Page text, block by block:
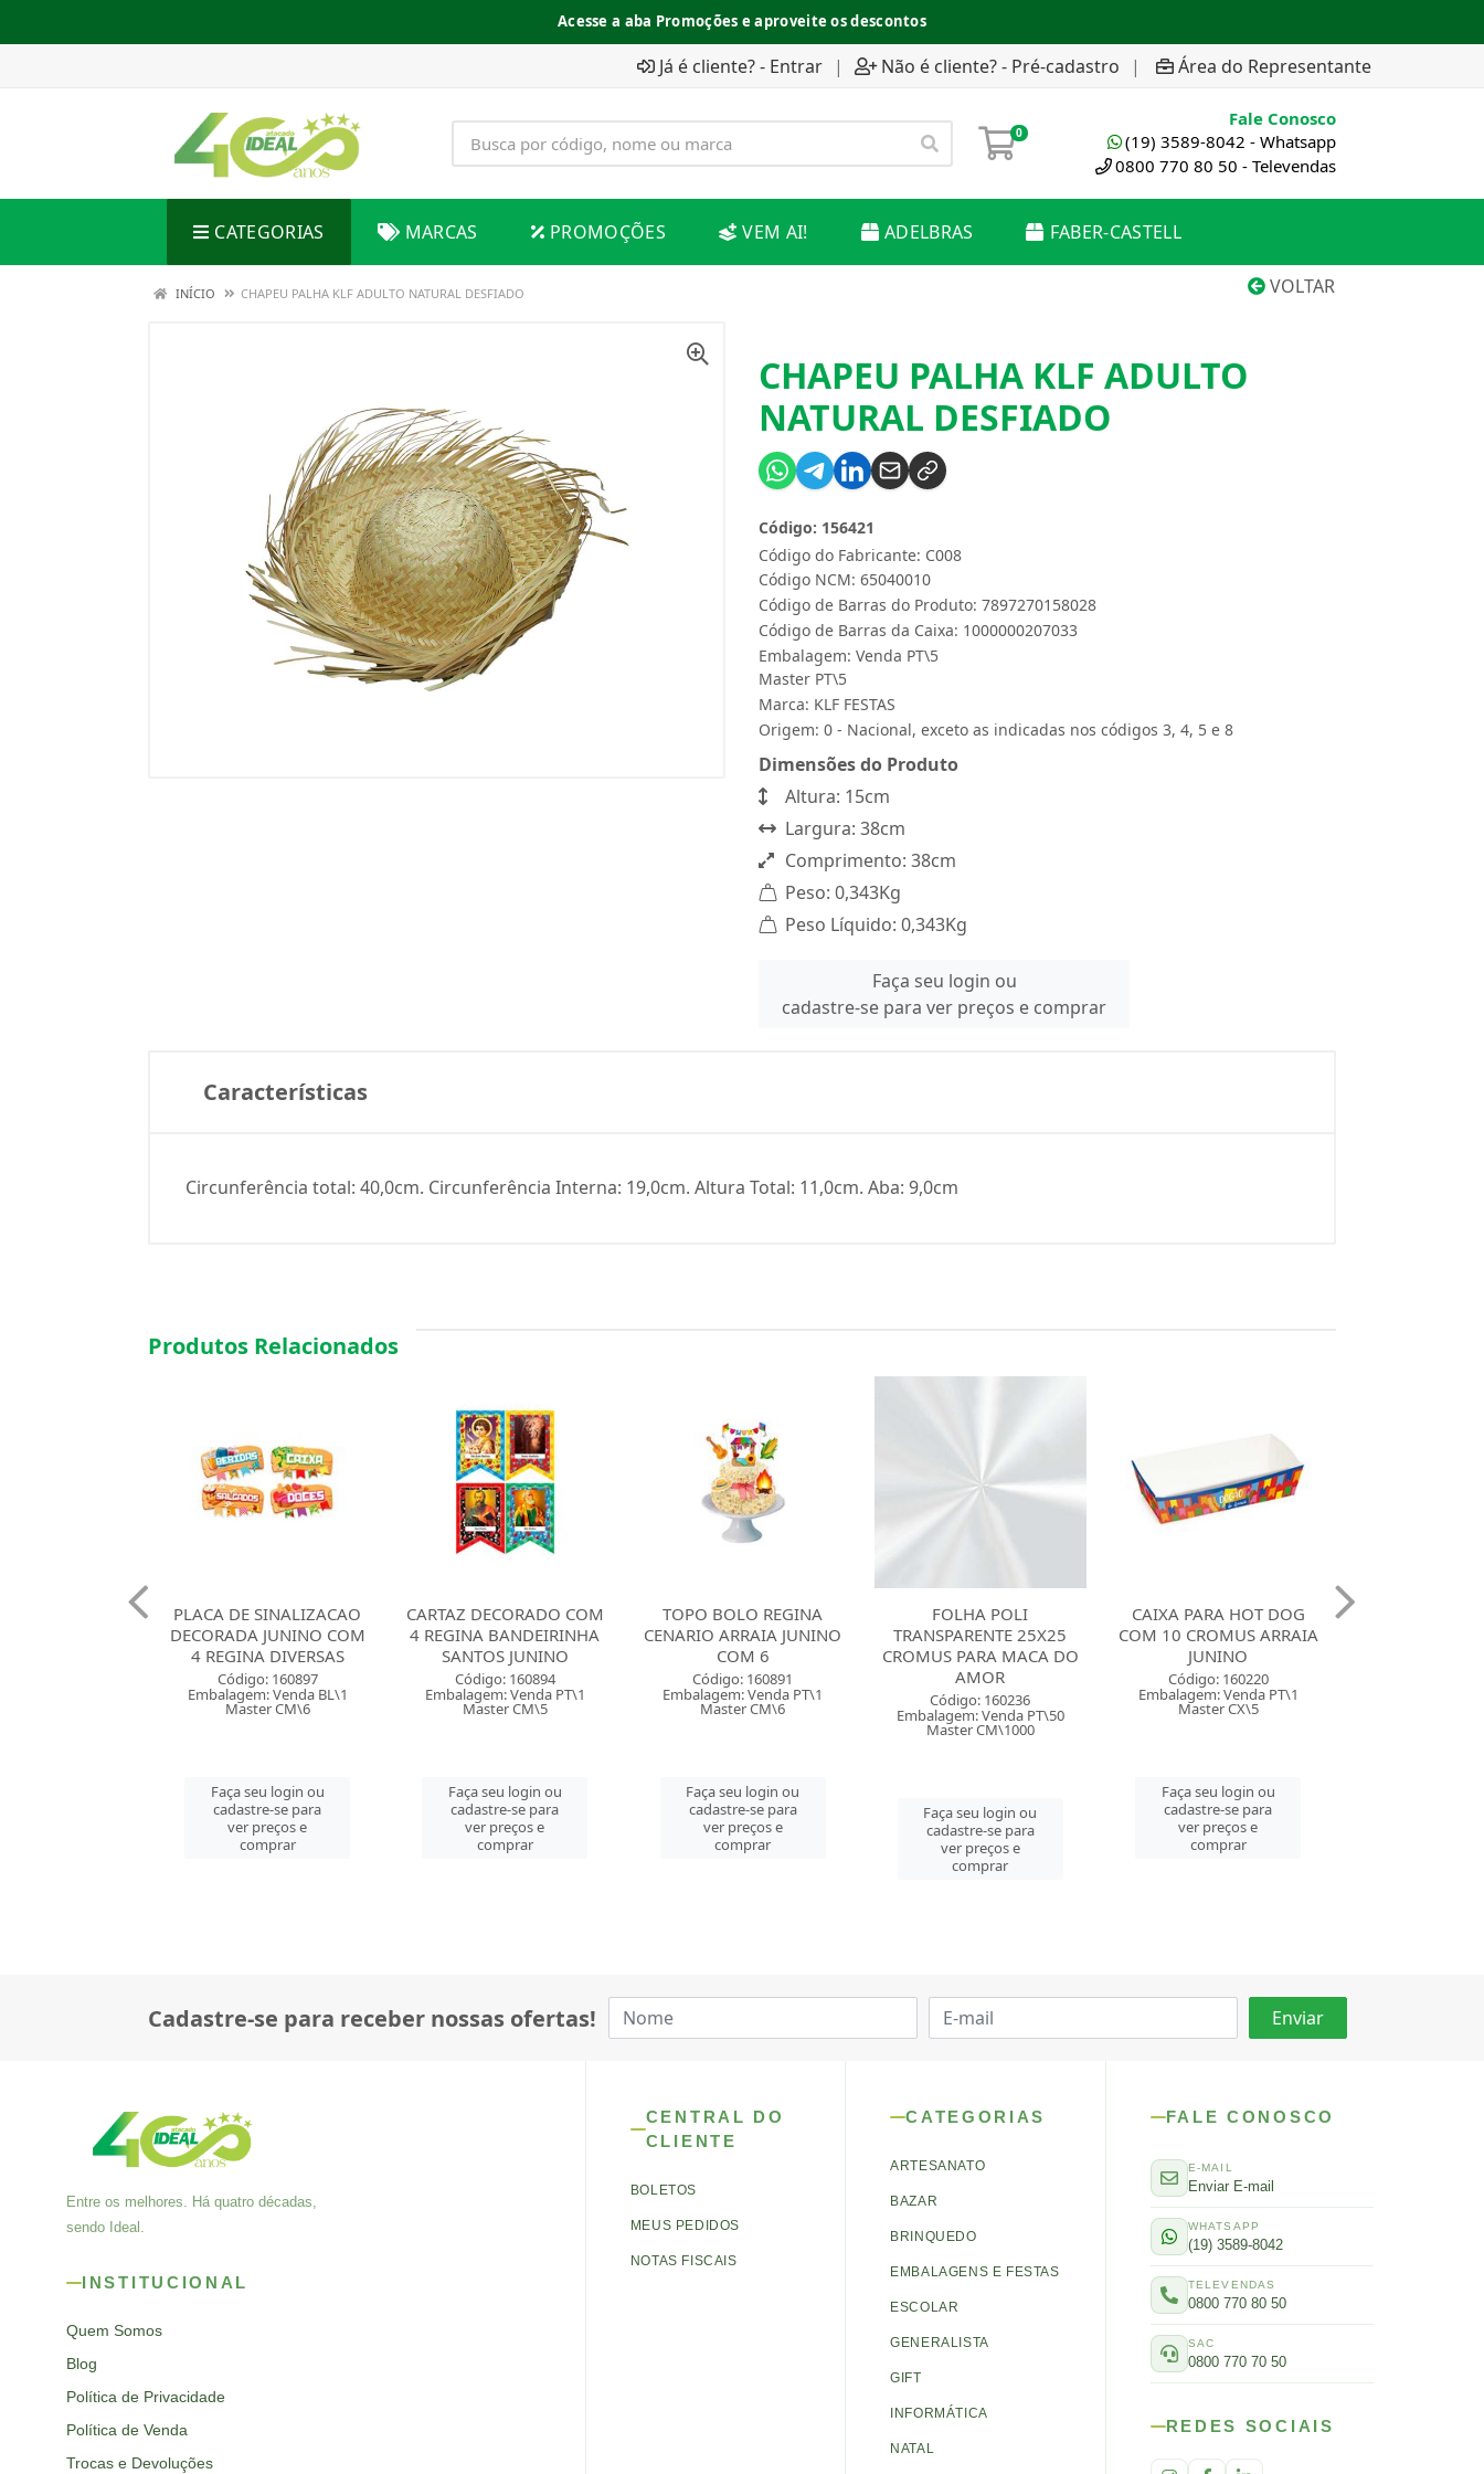
Acesse a aba Promoções e aproveite os descontos
Já é cliente? - Entrar | Não é cliente? - Pré-cadastro | Área do Representante
0
Fale Conosco
(19) 3589-8042 - Whatsapp
0800 770 80 50 - Televendas
CATEGORIAS MARCAS PROMOÇÕES VEM AI! ADELBRAS FABER-CASTELL
VOLTAR
INÍCIO CHAPEU PALHA KLF ADULTO NATURAL DESFIADO
CHAPEU PALHA KLF ADULTO
NATURAL DESFIADO
Código do Fabricante: C008
Código: 156421
Código NCM: 65040010
Código de Barras do Produto: 7897270158028
Código de Barras da Caixa: 1000000207033
Embalagem: Venda PT\5
Master PT\5
Marca: KLF FESTAS
Origem: 0 - Nacional, exceto as indicadas nos códigos 3, 4, 5 e 8
Dimensões do Produto
Altura: 15cm
Largura: 38cm
Comprimento: 38cm
Peso: 0,343Kg
Peso Líquido: 0,343Kg
Faça seu login ou
cadastre-se para ver preços e comprar
Características
Circunferência total: 40,0cm. Circunferência Interna: 19,0cm. Altura Total: 11,0cm. Aba: 9,0cm
Produtos Relacionados
CARTAZ DECORADO COM
4 REGINA BANDEIRINHA
SANTOS JUNINO
Código: 160894
Embalagem: Venda PT\1
Master CM\5
Faça seu login ou
cadastre-se para
ver preços e
comprar
TOPO BOLO REGINA
CENARIO ARRAIA JUNINO
COM 6
Código: 160891
Embalagem: Venda PT\1
Master CM\6
Faça seu login ou
cadastre-se para
ver preços e
comprar
FOLHA POLI
TRANSPARENTE 25X25
CROMUS PARA MACA DO
AMOR
Código: 160236
Embalagem: Venda PT\50
Faça seu login ou
cadastre-se para
ver preços e
CAIXA PARA HOT DOG
COM 10 CROMUS ARRAIA
JUNINO
Código: 160220
Embalagem: Venda PT\1
Master CX\5
cadastre-se para
ver preços e
comprar
CAIXA DIVERTIDA PARA 4
BRIGADEIROS CROMUS
ARRAIA JUNINO SORT...
Código: 160216
Embalagem: Venda PT\10
Master PT\10
Faça seu login ou
cadastre-se para
ver preços e
comprar
Cadastre-se para receber nossas ofertas!
Entre os melhores. Há quatro décadas,
sendo Ideal.
INSTITUCIONAL
Quem Somos
Blog
Política de Privacidade
Política de Venda
Trocas e Devoluções
CENTRAL DO
CLIENTE
BOLETOS
MEUS PEDIDOS
NOTAS FISCAIS
CATEGORIAS
ARTESANATO
BAZAR
BRINQUEDO
EMBALAGENS E FESTAS
ESCOLAR
GENERALISTA
GIFT
INFORMÁTICA
NATAL
FALE CONOSCO
E-MAIL
Enviar E-mail
WHATSAPP
(19) 3589-8042
TELEVENDAS
0800 770 80 50
SAC
0800 770 70 50
REDES SOCIAIS